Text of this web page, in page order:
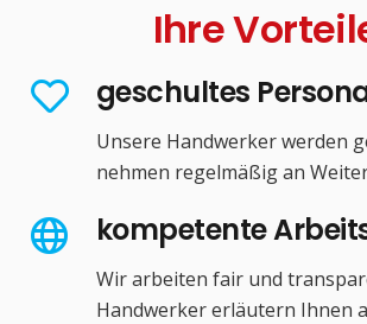
Ihre
geschultes
Unsere Handwerker werden
nehmen regelmäßig an
kompetente
Wir arbeiten fair und
Handwerker erläutern Ihnen